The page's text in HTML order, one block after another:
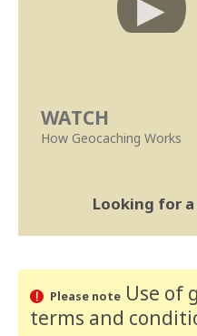
WATCH
How Geocaching Works
Looking for
Please noteUse of
terms and